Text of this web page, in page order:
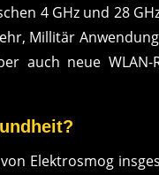
4 GHz und 28
Millitär
auch neue
Elektrosmog